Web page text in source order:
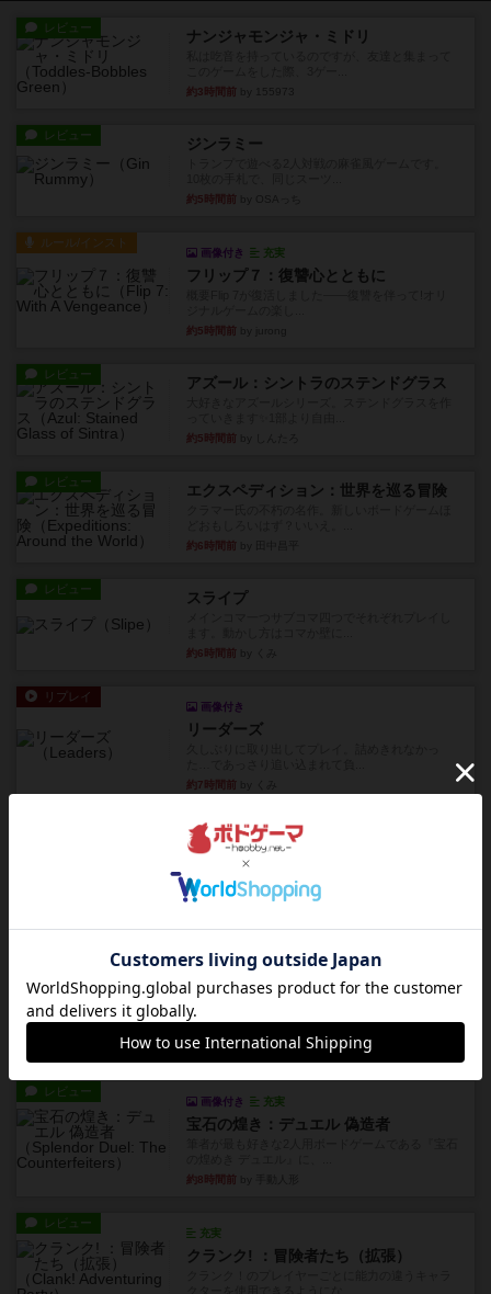
レビュー ナンジャモンジャ・ミドリ
約3時間前
レビュー ジンラミー
約5時間前
ルール/インスト
画像付き 充実
フリップ７：復讐心とともに
約5時間前
レビュー アズール：シントラのステンドグラス
約5時間前
レビュー エクスペディション：世界を巡る冒険
約6時間前
レビュー スライプ
約6時間前
リプレイ
画像付き
リーダーズ
約7時間前
画像付き
ブリックス
久しぶりに取り出してプレイ。記号担当と色担当
に分かれてプレイ。あかんか...
画像付き
ダグエイトチェス
チェスなのに、ほんの10分で終わります。動きで
約7時間前by くみ
レビュー
画像付き 充実
宝石の煌き：デュエル 偽造者
約8時間前
レビュー
充実
クランク! ：冒険者たち（拡張）